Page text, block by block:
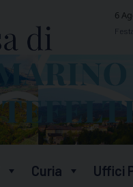
6
Curia Uffici